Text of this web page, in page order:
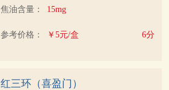
焦油含量： 15mg
参考价格： ￥5元/盒 6分
红三环（喜盈门）